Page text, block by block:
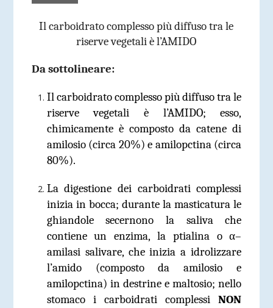
Il carboidrato complesso più diffuso tra le
riserve vegetali è l’AMIDO
Da sottolineare:
Il carboidrato complesso più diffuso tra le
riserve vegetali è l’AMIDO; esso,
chimicamente è composto da catene di
amilosio (circa 20%) e amilopctina (circa
80%).
La digestione dei carboidrati complessi
inizia in bocca; durante la masticatura le
ghiandole secernono la saliva che
contiene un enzima, la ptialina o α–
amilasi salivare, che inizia a idrolizzare
l’amido (composto da amilosio e
amilopctina) in destrine e maltosio; nello
stomaco i carboidrati complessiNON